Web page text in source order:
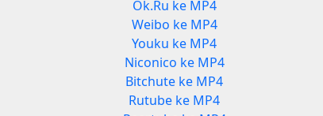
Ok.Ru ke MP4
Weibo ke MP4
Youku ke MP4
Niconico ke MP4
Bitchute ke MP4
Rutube ke MP4